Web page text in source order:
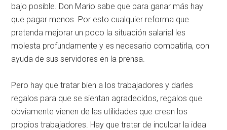
bajo posible. Don Mario sabe que para ganar más hay
que pagar menos. Por esto cualquier reforma que
pretenda mejorar un poco la situación salarial les
molesta profundamente y es necesario combatirla, con
ayuda de sus servidores en la prensa.
Pero hay que tratar bien a los trabajadores y darles
regalos para que se sientan agradecidos, regalos que
obviamente vienen de las utilidades que crean los
propios trabajadores. Hay que tratar de inculcar la idea